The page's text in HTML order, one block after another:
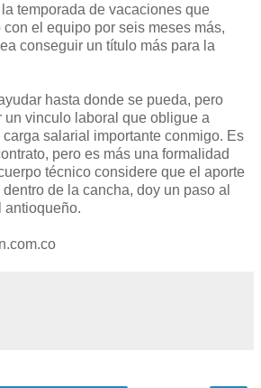
temporada de vacaciones que
el equipo por seis meses más,
conseguir un título más para la
hasta donde se pueda, pero
un vinculo laboral que obligue a
salarial importante conmigo. Es
pero es más una formalidad
técnico considere que el aporte
de la cancha, doy un paso al
antioqueño.